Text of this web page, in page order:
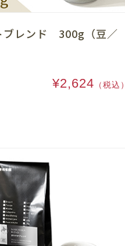
ブレンド 300g（豆／
¥2,624 （税込）